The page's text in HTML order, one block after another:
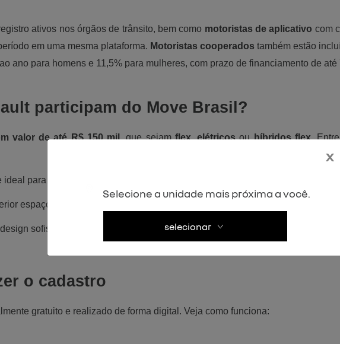
ativos nos órgãos de trânsito, bem como motoristas de aplicativo com
em uma mesma plataforma. Motoristas cooperados também estão
ano para homens e 11,5% para mulheres, com prazo de financiamento de
participam do Move Brasil?
valor de até R$ 150 mil, que sejam flex, elétricos ou híbridos flex.
para o dia a dia nas cidades, com excelente custo-benefício para quem
espaçoso e versatilidade para diferentes perfis;
sofisticado e tecnologia embarcada, perfeito para quem busca conforto
o cadastro
gratuito e realizado de forma digital. Veja como funciona:
x
Selecione a unidade mais próxima a você.
selecionar